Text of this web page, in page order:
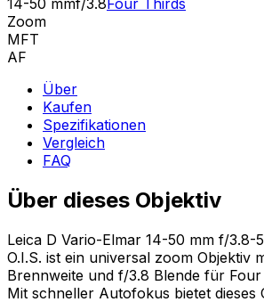
Zoom
MFT
AF
Über
Kaufen
Spezifikationen
Vergleich
FAQ
Über dieses Objektiv
Leica D Vario-Elmar 14-50 mm f/3.8-
O.I.S. ist ein universal zoom Objektiv
Brennweite und f/3.8 Blende für
Mit schneller Autofokus bietet dieses